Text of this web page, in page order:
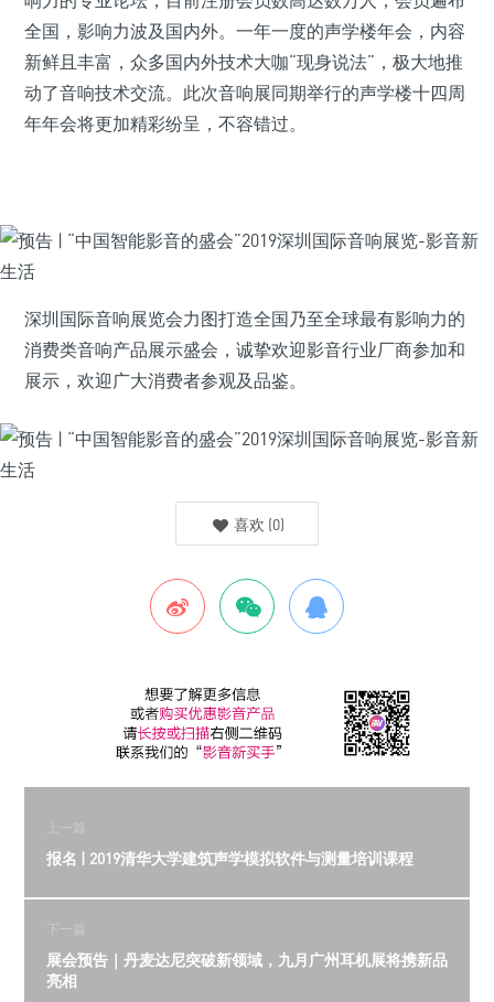
全国，影响力波及国内外。一年一度的声学楼年会，内容
新鲜且丰富，众多国内外技术大咖“现身说法”，极大地推
动了音响技术交流。此次音响展同期举行的声学楼十四周
年年会将更加精彩纷呈，不容错过。
深圳国际音响展览会力图打造全国乃至全球最有影响力的
消费类音响产品展示盛会，诚挚欢迎影音行业厂商参加和
展示，欢迎广大消费者参观及品鉴。
喜欢 (0)
上一篇
报名 | 2019清华大学建筑声学模拟软件与测量培训课程
下一篇
展会预告｜丹麦达尼突破新领域，九月广州耳机展将携新品
亮相